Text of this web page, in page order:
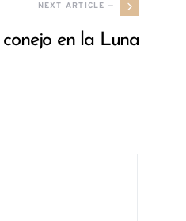
NEXT ARTICLE —
en la Luna